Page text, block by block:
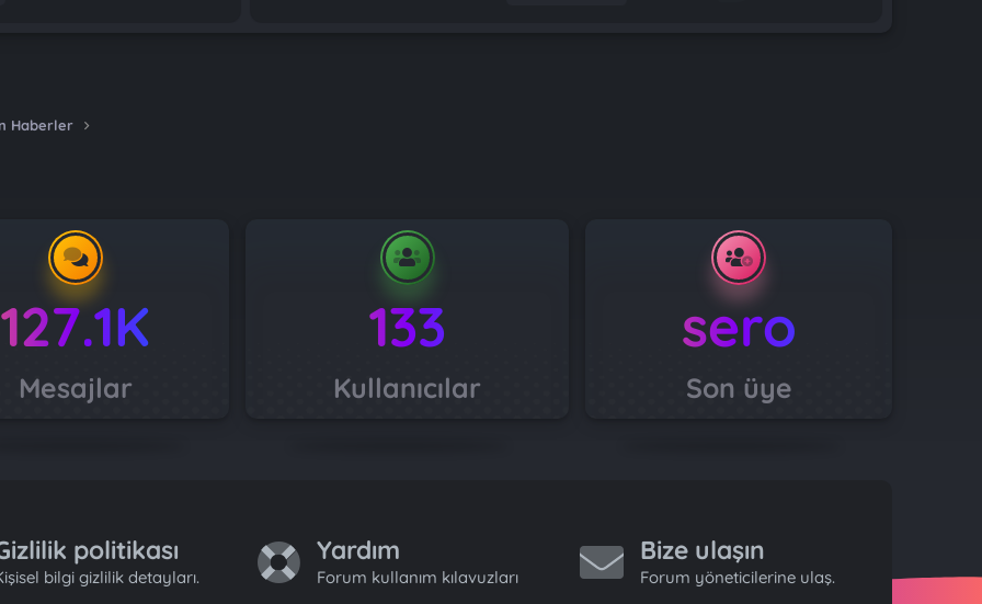
Haberler
127.1K
Mesajlar
133
Kullanıcılar
sero
Son üye
politikası
bilgi gizlilik detayları.
Yardım
Forum kullanım kılavuzları
Bize ulaşın
Forum yöneticilerine ulaş.